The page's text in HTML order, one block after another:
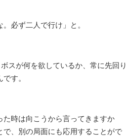
必ず二人で行け」と。
スが何を欲しているか、常に先回り
す。
時は向こうから言ってきますか
、別の局面にも応用することがで